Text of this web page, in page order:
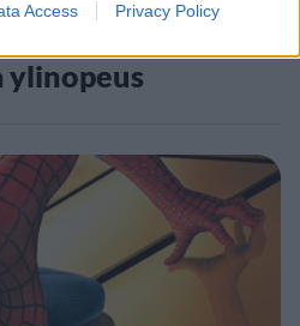
Access Privacy Policy
ylinopeus